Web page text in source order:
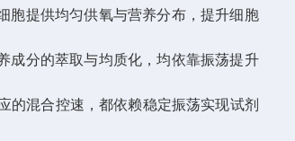
胞提供均匀供氧与营养分布，提升细胞
成分的萃取与均质化，均依靠振荡提升
的混合控速，都依赖稳定振荡实现试剂